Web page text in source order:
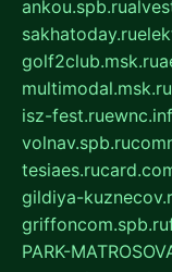
ankou.spb.ru
sakhatoday.ru
golf2club.msk.ru
multimodal.msk.ru
isz-fest.ru
volnav.spb.ru
tesiaes.ru
gildiya-
griffoncom.spb.ru
PARK-